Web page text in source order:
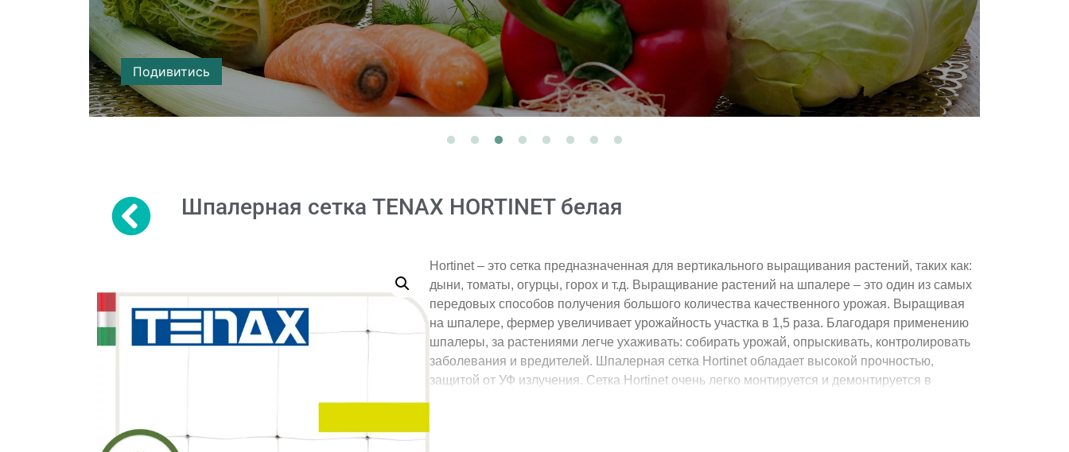
Подивитись
Шпалерная сетка TENAX HORTINET белая
Hortinet – это сетка предназначенная для вертикального выращивания растений, таких как:
дыни, томаты, огурцы, горох и т.д. Выращивание растений на шпалере – это один из самых
передовых способов получения большого количества качественного урожая. Выращивая
на шпалере, фермер увеличивает урожайность участка в 1,5 раза. Благодаря применению
шпалеры, за растениями легче ухаживать: собирать урожай, опрыскивать, контролировать
заболевания и вредителей. Шпалерная сетка Hortinet обладает высокой прочностью,
защитой от УФ излучения. Сетка Hortinet очень легко монтируется и демонтируется в